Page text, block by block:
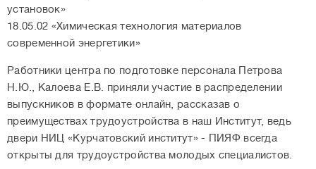
установок»
18.05.02 «Химическая технология материалов
современной энергетики»
Работники центра по подготовке персонала Петрова
Н.Ю., Калоева Е.В. приняли участие в распределении
выпускников в формате онлайн, рассказав о
преимуществах трудоустройства в наш Институт, ведь
двери НИЦ «Курчатовский институт» - ПИЯФ всегда
открыты для трудоустройства молодых специалистов.